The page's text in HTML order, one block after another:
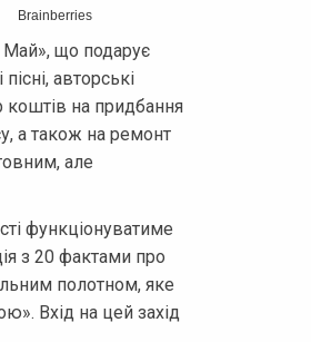
Май», що подарує
авторські
коштів на придбання
а також на ремонт
але
функціонуватиме
з 20 фактами про
полотном, яке
Вхід на цей захід